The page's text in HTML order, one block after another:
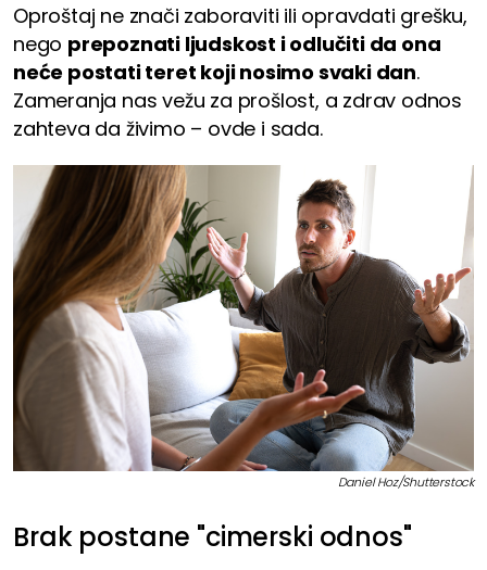
Oproštaj ne znači zaboraviti ili opravdati grešku,
nego prepoznati ljudskost i odlučiti da ona
neće postati teret koji nosimo svaki dan.
Zameranja nas vežu za prošlost, a zdrav odnos
zahteva da živimo – ovde i sada.
Daniel Hoz/Shutterstock
Brak postane "cimerski odnos"